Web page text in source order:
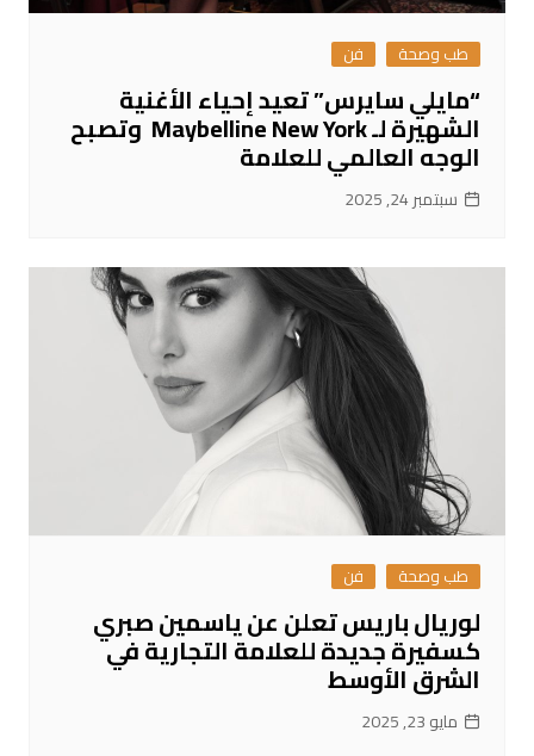
طب وصحة فن
“مايلي سايرس” تعيد إحياء الأغنية
الشهيرة لـ Maybelline New York وتصبح
الوجه العالمي للعلامة
سبتمبر 24, 2025
طب وصحة فن
لوريال باريس تعلن عن ياسمين صبري
كسفيرة جديدة للعلامة التجارية في
الشرق الأوسط
مايو 23, 2025